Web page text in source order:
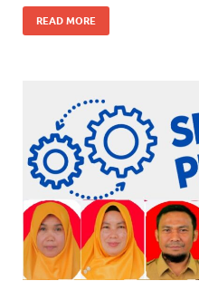
READ MORE